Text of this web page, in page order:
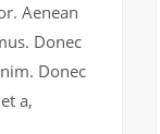
Aenean
Donec
Donec
a,